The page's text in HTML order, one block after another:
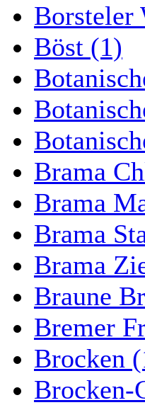
Borsteler
Böst (1)
Brama
Brama
Brama
Brama
Braune
Bremer
Brocken
Brocken-